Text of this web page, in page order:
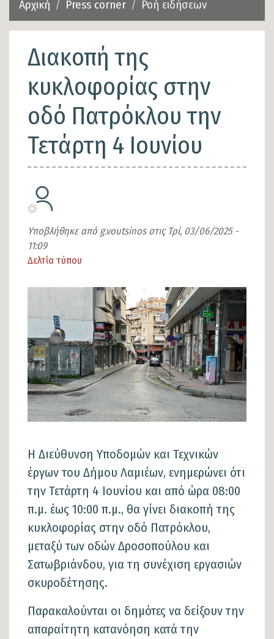
Αρχική Press corner Ροή ειδήσεων
Διακοπή της
κυκλοφορίας στην
οδό Πατρόκλου την
Τετάρτη 4 Ιουνίου
Υποβλήθηκε από g.voutsinosστις Τρί, 03/06/2025 -
11:09
Είδος
Δελτία τύπου
Η Διεύθυνση Υποδομών και Τεχνικών
έργων του Δήμου Λαμιέων, ενημερώνει ότι
την Τετάρτη 4 Ιουνίου και από ώρα 08:00
π.μ. έως 10:00 π.μ., θα γίνει διακοπή της
κυκλοφορίας στην οδό Πατρόκλου,
μεταξύ των οδών Δροσοπούλου και
Σατωβριάνδου, για τη συνέχιση εργασιών
σκυροδέτησης.
Παρακαλούνται οι δημότες να δείξουν την
απαραίτητη κατανόηση κατά την